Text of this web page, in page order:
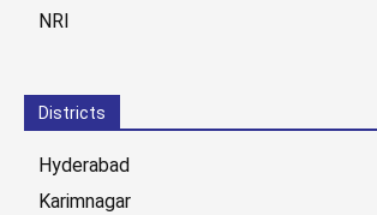
NRI
Districts
Hyderabad
Karimnagar